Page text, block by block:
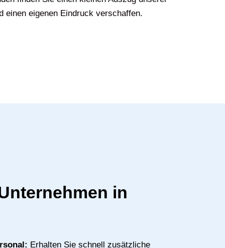
einen eigenen Eindruck verschaffen.
in
Erhalten Sie schnell zusätzliche